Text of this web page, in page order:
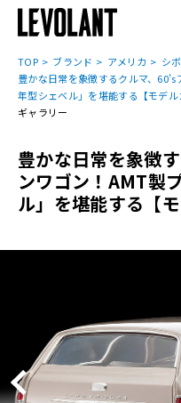
TOP ブランド アメリカ
シ
豊かな日常を象徴するクルマ、
年型シェベル」を堪能する【モデル
ギャラリー
豊かな日常を象徴
ンワゴン！AMT製
ル」を堪能する【モ